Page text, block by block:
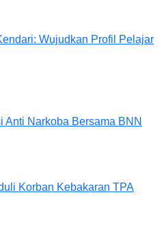
Wujudkan Profil Pelajar
Narkoba Bersama BNN
Korban Kebakaran TPA